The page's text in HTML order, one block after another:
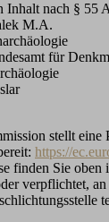
Inhalt nach § 55
M.A.
für
stellt eine
https://
finden Sie oben
verpflichtet,